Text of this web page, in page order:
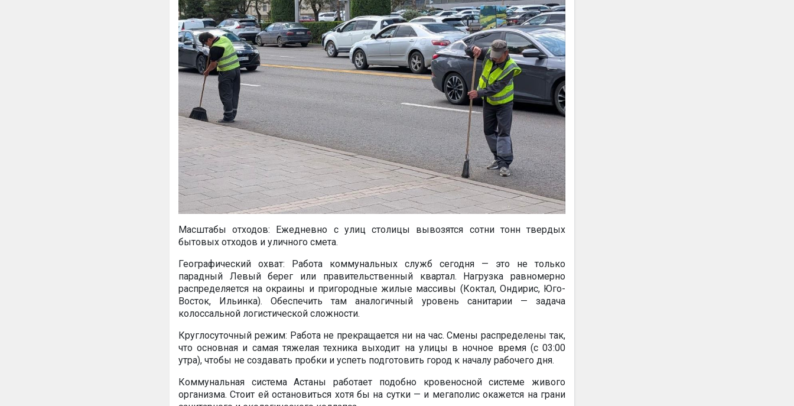
Масштабы отходов: Ежедневно с улиц столицы вывозятся сотни тонн твердых
бытовых отходов и уличного смета.
Географический охват: Работа коммунальных служб сегодня — это не только
парадный Левый берег или правительственный квартал. Нагрузка равномерно
распределяется на окраины и пригородные жилые массивы (Коктал, Ондирис, Юго-
Восток, Ильинка). Обеспечить там аналогичный уровень санитарии — задача
колоссальной логистической сложности.
Круглосуточный режим: Работа не прекращается ни на час. Смены распределены так,
что основная и самая тяжелая техника выходит на улицы в ночное время (с 03:00
утра), чтобы не создавать пробки и успеть подготовить город к началу рабочего дня.
Коммунальная система Астаны работает подобно кровеносной системе живого
организма. Стоит ей остановиться хотя бы на сутки — и мегаполис окажется на грани